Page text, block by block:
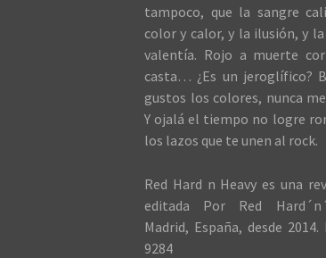
tampoco, que la sangre
color y calor, y la ilusión, y
valentía. Rojo a muerte
casta… ¿Es un jeroglífico?
gustos los colores, nunca
Y ojalá el tiempo no logre
los lazos que te unen al rock.
Red Hard n Heavy es una
editada Por Red
Madrid, España, desde 2014.
9284